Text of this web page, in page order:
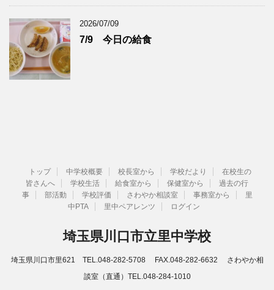
2026/07/09
7/9 今日の給食
トップ 中学校概要 校長室から 学校だより
在校生の
皆さんへ
学校生活 給食室から 保健室から
過去の行
事
部活動 学校評価 さわやか相談室 事務室から
里
中PTA
里中ペアレンツ ログイン
埼玉県川口市立里中学校
埼玉県川口市里621 TEL.048-282-5708 FAX.048-282-6632 さわやか相
談室（直通）TEL.048-284-1010